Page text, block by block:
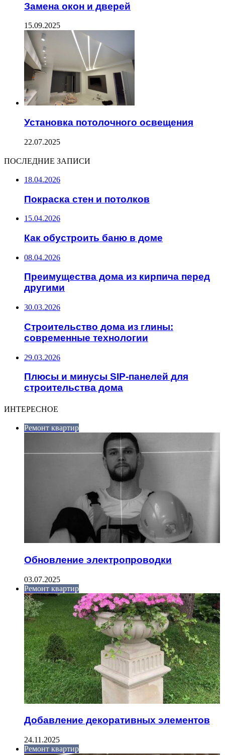
Замена окон и дверей
15.09.2025
Установка потолочного освещения
22.07.2025
ПОСЛЕДНИЕ ЗАПИСИ
18.04.2026
Покраска стен и потолков
15.04.2026
Как обустроить баню в доме
08.04.2026
Преимущества дома из кирпича перед
другими
30.03.2026
Строительство дома из глины:
современные технологии
29.03.2026
Плюсы и минусы SIP-панелей для
строительства дома
ИНТЕРЕСНОЕ
Ремонт квартир
Обновление электропроводки
03.07.2025
Ремонт квартир
Добавление декоративных элементов
24.11.2025
Ремонт квартир